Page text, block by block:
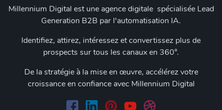
Millennium Digital est une agence digitale spécialisée Lead
Generation B2B par l'automatisation IA.
Identifiez, attirez, intéressez et convertissez plus de
prospects sur tous les canaux en 360°.
De la stratégie à la mise en œuvre, accélérez votre
croissance en confiance avec Millennium Digital